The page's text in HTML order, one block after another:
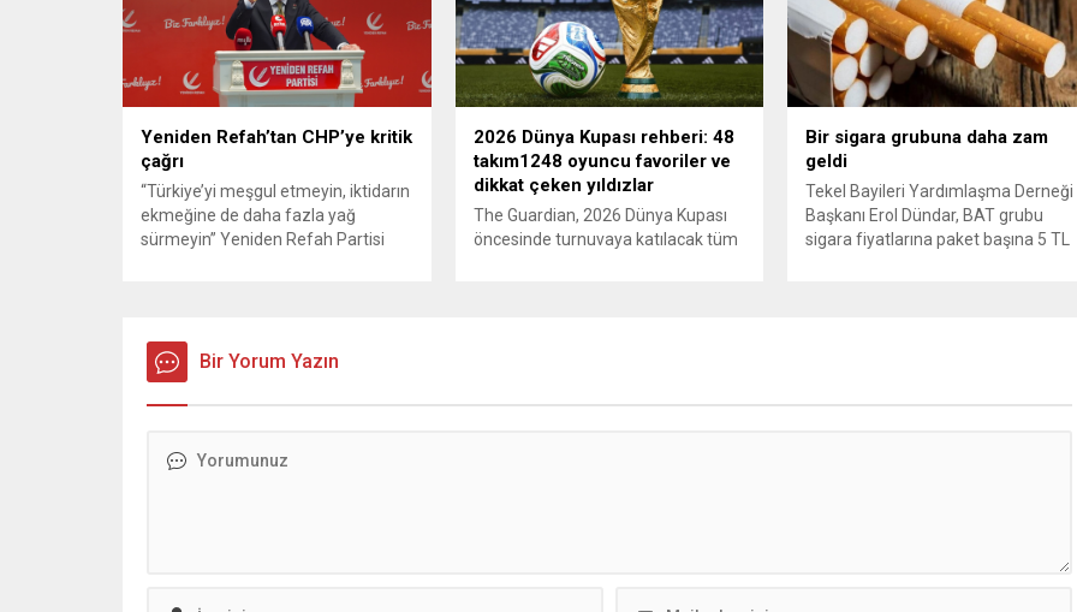
oldu. Çelik, sokaklardaki
konteynerlerden kağıt topladı. Ünlü
şarkıcı Çelik, Samsun’un İlkadım
ilçesinde çöpten kağıt toplayarak...
askeri üslerini hedef alarak sert
karşılık verdi. Tahran, yeni bir ABD
saldırısına anında yanıt verileceğini
duyurdu....
maktulün akrabası Bülent G. ile
azmettirici olduğu öne sürülen 2...
Yeniden Refah’tan CHP’ye kritik
çağrı
“Türkiye’yi meşgul etmeyin, iktidarın
ekmeğine de daha fazla yağ
sürmeyin” Yeniden Refah Partisi
muhalefetsiz, ana muhalefet
gündemsiz kalmamalıdır. Bir an
önce anlaşın, kurultay kararı alın,
adresi olun. Türkiye’yi...
2026 Dünya Kupası rehberi: 48
takım1248 oyuncu favoriler ve
dikkat çeken yıldızlar
The Guardian, 2026 Dünya Kupası
öncesinde turnuvaya katılacak tüm
takımı “dünya sahnesinde etki
Bir sigara grubuna daha zam
geldi
Tekel Bayileri Yardımlaşma Derneği
Başkanı Erol Dündar, BAT grubu
sigara fiyatlarına paket başına 5 TL
British American Tobacco (BAT) da
Bir Yorum Yazın